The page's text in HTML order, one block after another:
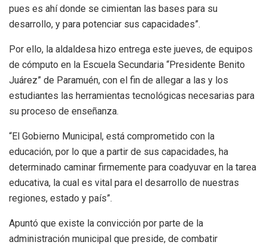
pues es ahí donde se cimientan las bases para su
desarrollo, y para potenciar sus capacidades”.
Por ello, la aldaldesa hizo entrega este jueves, de equipos
de cómputo en la Escuela Secundaria “Presidente Benito
Juárez” de Paramuén, con el fin de allegar a las y los
estudiantes las herramientas tecnológicas necesarias para
su proceso de enseñanza.
“El Gobierno Municipal, está comprometido con la
educación, por lo que a partir de sus capacidades, ha
determinado caminar firmemente para coadyuvar en la tarea
educativa, la cual es vital para el desarrollo de nuestras
regiones, estado y país”.
Apuntó que existe la convicción por parte de la
administración municipal que preside, de combatir